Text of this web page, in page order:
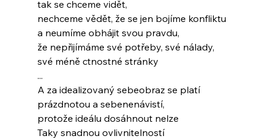
tak se chceme vidět,
nechceme vědět, že se jen bojíme konfliktu
a neumíme obhájit svou pravdu,
že nepřijímáme své potřeby, své nálady,
své méně ctnostné stránky
...
A za idealizovaný sebeobraz se platí
prázdnotou a sebenenávistí,
protože ideálu dosáhnout nelze
Taky snadnou ovlivnitelností